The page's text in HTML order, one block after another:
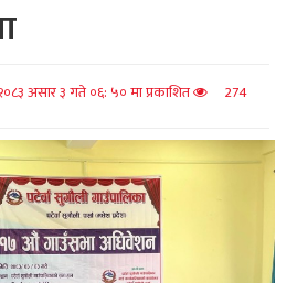
असार ३ गते ०६: ५० मा प्रकाशित
274